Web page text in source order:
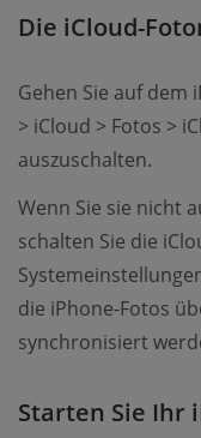
Die iCloud-
Gehen Sie auf dem
> iCloud > Fotos >
auszuschalten.
Wenn Sie sie nicht
schalten Sie die
die iPhone-Fotos
synchronisiert
Starten Sie Ihr